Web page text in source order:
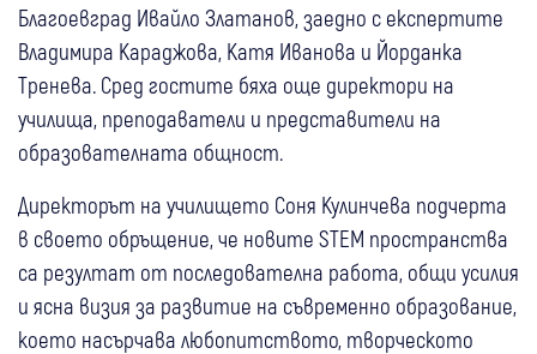
Благоевград Ивайло Златанов, заедно с експертите
Владимира Караджова, Катя Иванова и Йорданка
Тренева. Сред гостите бяха още директори на
училища, преподаватели и представители на
образователната общност.
Директорът на училището Соня Кулинчева подчерта
в своето обръщение, че новите STEM пространства
са резултат от последователна работа, общи усилия
и ясна визия за развитие на съвременно образование,
което насърчава любопитството, творческото